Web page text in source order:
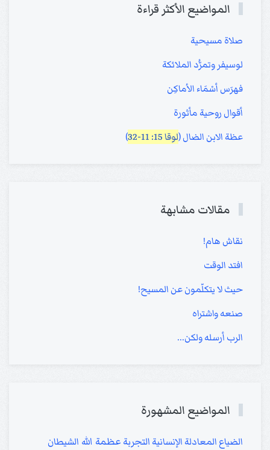
المواضيع الأكثر قراءة
صلاة مسيحية
لوسيفر وتمرُّد الملائكة
فهرَس أسْمَاء الأماكِن
أقوال روحية مأثورة
عظة الابن الضال (لوقا 15: 11-32 )
مقالات مشابهة
نقاش هام!
افتد الوقت
حيث لا يتكلّمون عن المسيح!
صنعه واشتراه
الرب أرسله ولكن...
المواضيع المشهورة
الضياع المعادلة الإنسانية التجربة عظمة الله الشيطان